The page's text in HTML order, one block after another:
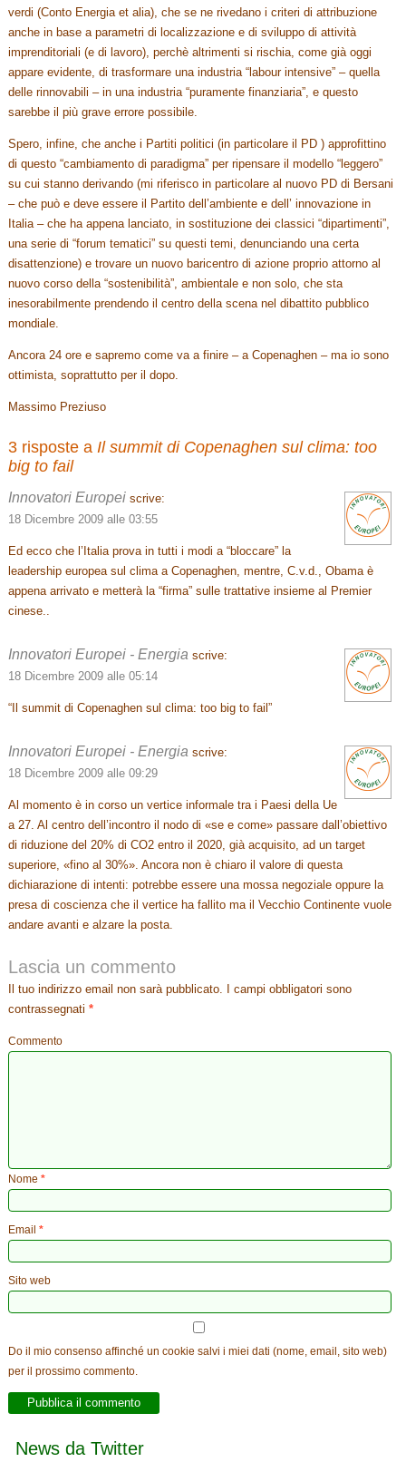
verdi (Conto Energia et alia), che se ne rivedano i criteri di attribuzione
anche in base a parametri di localizzazione e di sviluppo di attività
imprenditoriali (e di lavoro), perchè altrimenti si rischia, come già oggi
appare evidente, di trasformare una industria “labour intensive” – quella
delle rinnovabili – in una industria “puramente finanziaria”, e questo
sarebbe il più grave errore possibile.
Spero, infine, che anche i Partiti politici (in particolare il PD ) approfittino
di questo “cambiamento di paradigma” per ripensare il modello “leggero”
su cui stanno derivando (mi riferisco in particolare al nuovo PD di Bersani
– che può e deve essere il Partito dell’ambiente e dell’ innovazione in
Italia – che ha appena lanciato, in sostituzione dei classici “dipartimenti”,
una serie di “forum tematici” su questi temi, denunciando una certa
disattenzione) e trovare un nuovo baricentro di azione proprio attorno al
nuovo corso della “sostenibilità”, ambientale e non solo, che sta
inesorabilmente prendendo il centro della scena nel dibattito pubblico
mondiale.
Ancora 24 ore e sapremo come va a finire – a Copenaghen – ma io sono
ottimista, soprattutto per il dopo.
Massimo Preziuso
3 risposte a Il summit di Copenaghen sul clima: too
big to fail
Innovatori Europei scrive:
18 Dicembre 2009 alle 03:55
Ed ecco che l’Italia prova in tutti i modi a “bloccare” la
leadership europea sul clima a Copenaghen, mentre, C.v.d., Obama è
appena arrivato e metterà la “firma” sulle trattative insieme al Premier
cinese..
Innovatori Europei - Energia scrive:
18 Dicembre 2009 alle 05:14
“Il summit di Copenaghen sul clima: too big to fail”
Innovatori Europei - Energia scrive:
18 Dicembre 2009 alle 09:29
Al momento è in corso un vertice informale tra i Paesi della Ue
a 27. Al centro dell’incontro il nodo di «se e come» passare dall’obiettivo
di riduzione del 20% di CO2 entro il 2020, già acquisito, ad un target
superiore, «fino al 30%». Ancora non è chiaro il valore di questa
dichiarazione di intenti: potrebbe essere una mossa negoziale oppure la
presa di coscienza che il vertice ha fallito ma il Vecchio Continente vuole
andare avanti e alzare la posta.
Lascia un commento
Il tuo indirizzo email non sarà pubblicato.
I campi obbligatori sono
contrassegnati*
Commento
Nome*
Email*
Sito web
Do il mio consenso affinché un cookie salvi i miei dati (nome, email, sito web)
per il prossimo commento.
News da Twitter